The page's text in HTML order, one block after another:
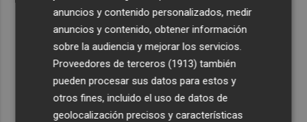
anuncios y contenido personalizados, medir
anuncios y contenido, obtener información
sobre la audiencia y mejorar los servicios.
Proveedores de terceros (1913) también
pueden procesar sus datos para estos y
otros fines, incluido el uso de datos de
geolocalización precisos y características